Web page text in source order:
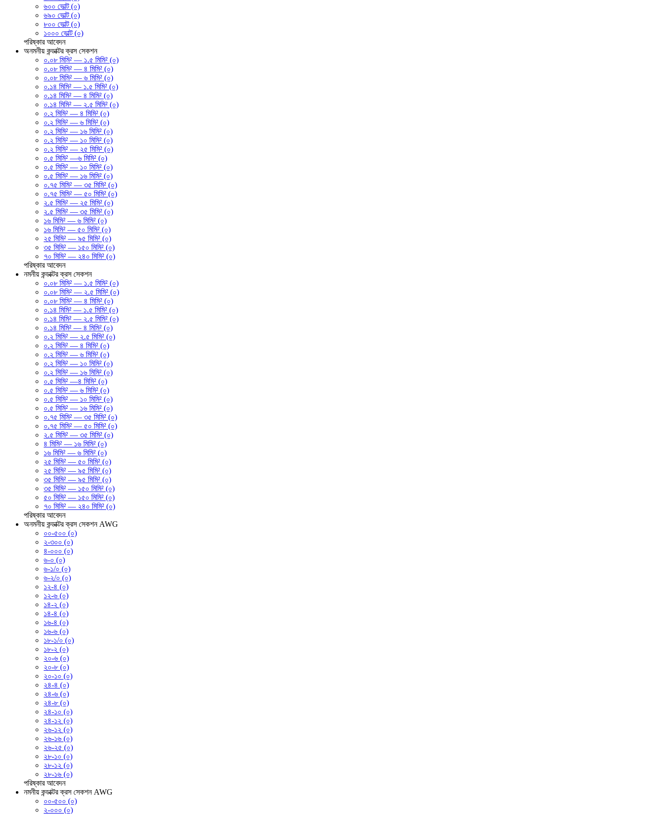
৬০০ ভোল্ট (০)
৬৯০ ভোল্ট (০)
৮০০ ভোল্ট (০)
১০০০ ভোল্ট (০)
পরিষ্কার আবেদন
অনমনীয় কন্ডাক্টর ক্রস সেকশন
০.০৮ মিমি² — ১.৫ মিমি² (০)
০.০৮ মিমি² — ৪ মিমি² (০)
০.০৮ মিমি² — ৬ মিমি² (০)
০.১৪ মিমি² — ১.৫ মিমি² (০)
০.১৪ মিমি² — ৪ মিমি² (০)
০.১৪ মিমি² — ২.৫ মিমি² (০)
০.২ মিমি² — ৪ মিমি² (০)
০.২ মিমি² — ৬ মিমি² (০)
০.২ মিমি² — ১৬ মিমি² (০)
০.২ মিমি² — ১০ মিমি² (০)
০.২ মিমি² — ২৫ মিমি² (০)
০.৫ মিমি² —৬ মিমি² (০)
০.৫ মিমি² — ১০ মিমি² (০)
০.৫ মিমি² — ১৬ মিমি² (০)
০.৭৫ মিমি² — ৩৫ মিমি² (০)
০.৭৫ মিমি² — ৫০ মিমি² (০)
২.৫ মিমি² — ২৫ মিমি² (০)
২.৫ মিমি² — ৩৫ মিমি² (০)
১৬ মিমি² — ৬ মিমি² (০)
১৬ মিমি² — ৫০ মিমি² (০)
২৫ মিমি² — ৯৫ মিমি² (০)
৩৫ মিমি² — ১৫০ মিমি² (০)
৭০ মিমি² — ২৪০ মিমি² (০)
পরিষ্কার আবেদন
নমনীয় কন্ডাক্টর ক্রস সেকশন
০.০৮ মিমি² — ১.৫ মিমি² (০)
০.০৮ মিমি² — ২.৫ মিমি² (০)
০.০৮ মিমি² — ৪ মিমি² (০)
০.১৪ মিমি² — ১.৫ মিমি² (০)
০.১৪ মিমি² — ২.৫ মিমি² (০)
০.১৪ মিমি² — ৪ মিমি² (০)
০.২ মিমি² — ২.৫ মিমি² (০)
০.২ মিমি² — ৪ মিমি² (০)
০.২ মিমি² — ৬ মিমি² (০)
০.২ মিমি² — ১০ মিমি² (০)
০.২ মিমি² — ১৬ মিমি² (০)
০.৫ মিমি² —৪ মিমি² (০)
০.৫ মিমি² — ৬ মিমি² (০)
০.৫ মিমি² — ১০ মিমি² (০)
০.৫ মিমি² — ১৬ মিমি² (০)
০.৭৫ মিমি² — ৩৫ মিমি² (০)
০.৭৫ মিমি² — ৫০ মিমি² (০)
২.৫ মিমি² — ৩৫ মিমি² (০)
৪ মিমি² — ১৬ মিমি² (০)
১৬ মিমি² — ৬ মিমি² (০)
২৫ মিমি² — ৫০ মিমি² (০)
২৫ মিমি² — ৯৫ মিমি² (০)
৩৫ মিমি² — ৯৫ মিমি² (০)
৩৫ মিমি² — ১৫০ মিমি² (০)
৫০ মিমি² — ১৫০ মিমি² (০)
৭০ মিমি² — ২৪০ মিমি² (০)
পরিষ্কার আবেদন
অনমনীয় কন্ডাক্টর ক্রস সেকশন AWG
০০-৫০০ (০)
২-৩০০ (০)
৪-০০০ (০)
৬-০ (০)
৬-১/০ (০)
৬-২/০ (০)
১২-৪ (০)
১২-৬ (০)
১৪-২ (০)
১৪-৪ (০)
১৬-৪ (০)
১৬-৬ (০)
১৮-১/০ (০)
১৮-২ (০)
২০-৬ (০)
২০-৮ (০)
২০-১০ (০)
২৪-৪ (০)
২৪-৬ (০)
২৪-৮ (০)
২৪-১০ (০)
২৪-১২ (০)
২৬-১২ (০)
২৬-১৬ (০)
২৬-২৫ (০)
২৮-১০ (০)
২৮-১২ (০)
২৮-১৬ (০)
পরিষ্কার আবেদন
নমনীয় কন্ডাক্টর ক্রস সেকশন AWG
০০-৫০০ (০)
২-০০০ (০)